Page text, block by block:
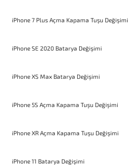
iPhone 7 Plus Açma Kapama Tuşu Değişimi
iPhone SE 2020 Batarya Değişimi
iPhone XS Max Batarya Değişimi
iPhone 5S Açma Kapama Tuşu Değişimi
iPhone XR Açma Kapama Tuşu Değişimi
iPhone 11 Batarya Değişimi